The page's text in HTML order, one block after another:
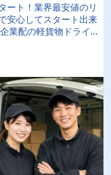
ート！業界最安値のリ
安心してスタート出来
業配の軽貨物ドライ
しっかり稼いで生
◎キャリアアップも